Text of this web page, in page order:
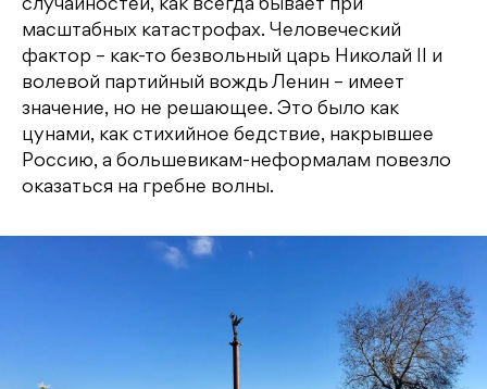
случайностей, как всегда бывает при
масштабных катастрофах. Человеческий
фактор – как-то безвольный царь Николай II и
волевой партийный вождь Ленин – имеет
значение, но не решающее. Это было как
цунами, как стихийное бедствие, накрывшее
Россию, а большевикам-неформалам повезло
оказаться на гребне волны.